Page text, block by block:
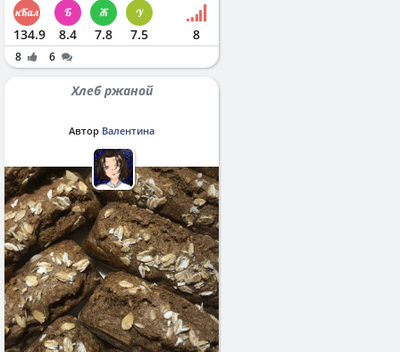
134.9 8.4 7.8 7.5 8
8 6
Хлеб ржаной
Автор Валентина